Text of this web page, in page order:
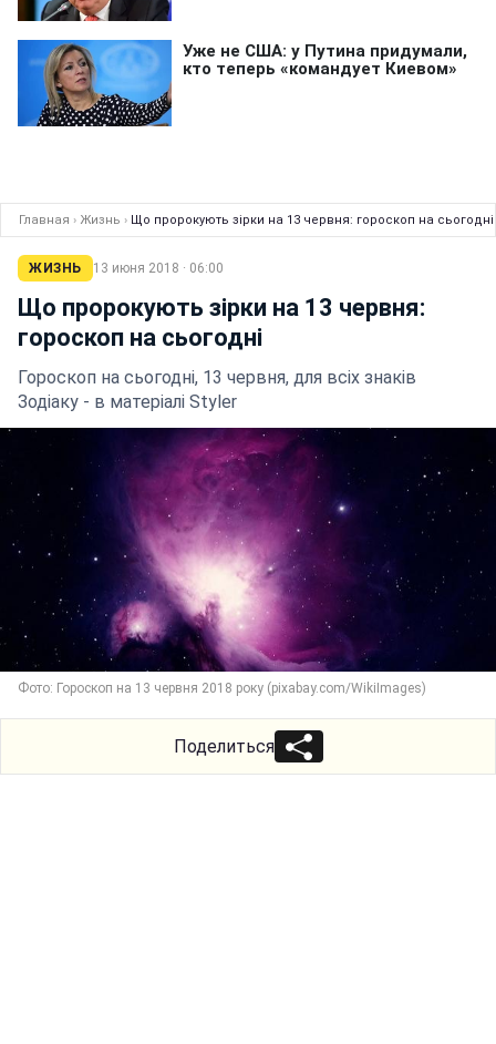
Главная › Жизнь › Що пророкують зірки на 13 червня: гороскоп на сьогодні
ЖИЗНЬ 13 июня 2018 · 06:00
Що пророкують зірки на 13 червня:
гороскоп на сьогодні
Гороскоп на сьогодні, 13 червня, для всіх знаків
Зодіаку - в матеріалі Styler
Фото: Гороскоп на 13 червня 2018 року (pixabay.com/WikiImages)
Поделиться